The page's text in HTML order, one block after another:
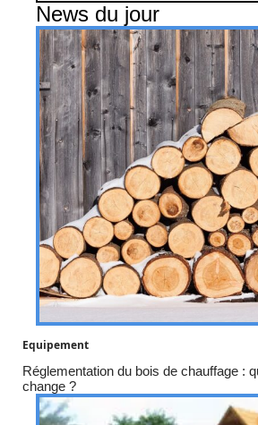
News du jour
Equipement
Réglementation du bois de chauffage :
change ?